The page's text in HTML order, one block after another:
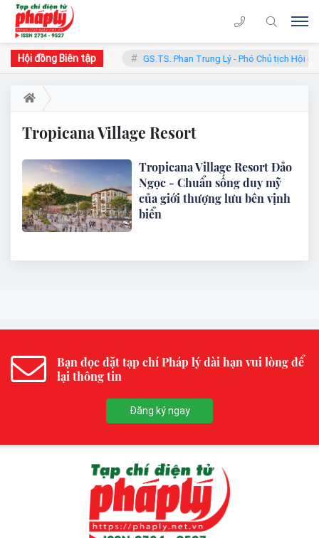
Hội đồng Biên tập
- Chủ tịch Hội đồng GS.TS. Phan Trung Lý - Phó Chủ tịch Hội
Tropicana Village Resort
Tropicana Village Resort Đảo
Ngọc - Chuẩn sống duy mỹ
của giới thượng lưu bên vịnh
biển
Bạn đọc đặt tạp chí Pháp lý dài hạn vui lòng để
lại thông tin
Đăng ký ngay